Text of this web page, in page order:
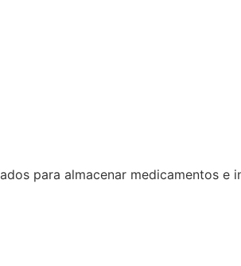
para almacenar medicamentos e